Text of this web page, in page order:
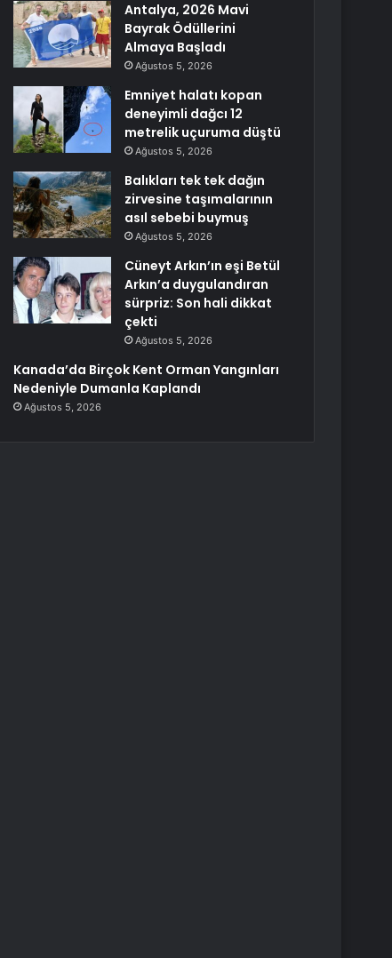
Antalya, 2026 Mavi
Bayrak Ödüllerini
Almaya Başladı
Ağustos 5, 2026
Emniyet halatı kopan
deneyimli dağcı 12
metrelik uçuruma düştü
Ağustos 5, 2026
Balıkları tek tek dağın
zirvesine taşımalarının
asıl sebebi buymuş
Ağustos 5, 2026
Cüneyt Arkın’ın eşi Betül
Arkın’a duygulandıran
sürpriz: Son hali dikkat
çekti
Ağustos 5, 2026
Kanada’da Birçok Kent Orman Yangınları
Nedeniyle Dumanla Kaplandı
Ağustos 5, 2026